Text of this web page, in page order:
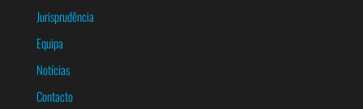
Jurisprudência
Equipa
Notícias
Contacto